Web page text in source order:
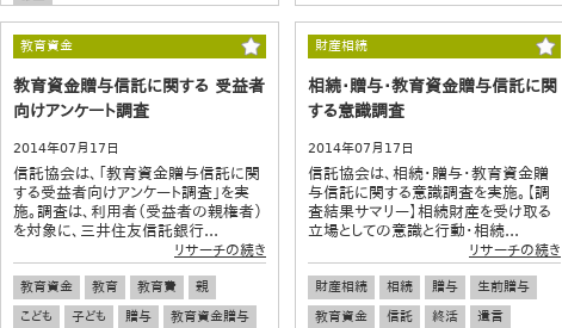
教育資金
教育資金贈与信託に関する 受益者
向けアンケート調査
2014年07月17日
信託協会は、「教育資金贈与信託に関
する受益者向けアンケート調査」を実
施。調査は、利用者（受益者の親権者）
を対象に、三井住友信託銀行...
リサーチの続き
教育資金 教育 教育費
親
こども
子ども 贈与 教育資金贈与
財産相続
相続・贈与・教育資金贈与信託に関
する意識調査
2014年07月17日
信託協会は、相続・贈与・教育資金贈
与信託に関する意識調査を実施。【調
査結果サマリー】相続財産を受け取る
立場としての意識と行動・相続...
リサーチの続き
財産相続 相続 贈与
生前贈与
教育資金
信託 終活 遺言